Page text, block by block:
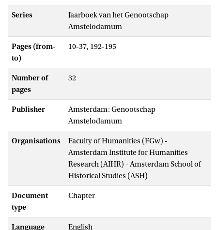
Series
Jaarboek van het Genootschap
Amstelodamum
Pages (from-
to)
10-37, 192-195
Number of
pages
32
Publisher
Amsterdam: Genootschap
Amstelodamum
Organisations
Faculty of Humanities (FGw) -
Amsterdam Institute for Humanities
Research (AIHR) - Amsterdam School of
Historical Studies (ASH)
Document
type
Chapter
Language English